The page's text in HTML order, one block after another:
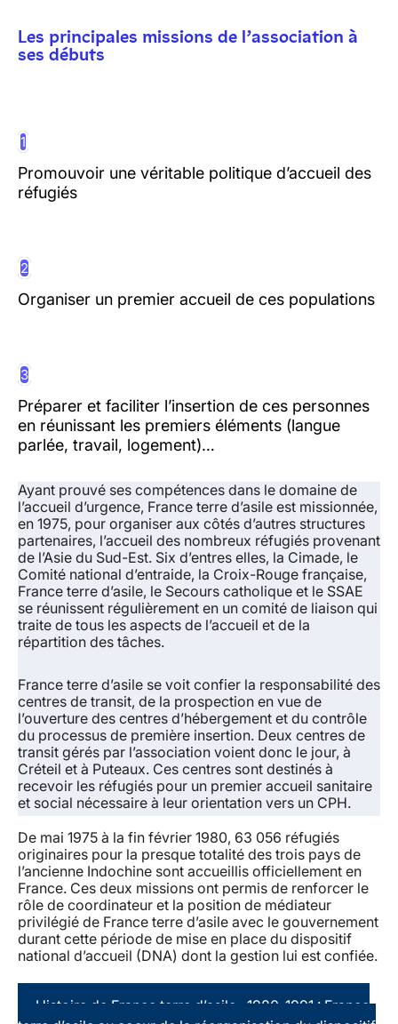
Les principales missions de l’association à
ses débuts
1
Promouvoir une véritable politique d’accueil des
réfugiés
2
Organiser un premier accueil de ces populations
3
Préparer et faciliter l’insertion de ces personnes
en réunissant les premiers éléments (langue
parlée, travail, logement)…
Ayant prouvé ses compétences dans le domaine de
l’accueil d’urgence, France terre d’asile est missionnée,
en 1975, pour organiser aux côtés d’autres structures
partenaires, l’accueil des nombreux réfugiés provenant
de l’Asie du Sud-Est. Six d’entres elles, la Cimade, le
Comité national d’entraide, la Croix-Rouge française,
France terre d’asile, le Secours catholique et le SSAE
se réunissent régulièrement en un comité de liaison qui
traite de tous les aspects de l’accueil et de la
répartition des tâches.
France terre d’asile se voit confier la responsabilité des
centres de transit, de la prospection en vue de
l’ouverture des centres d’hébergement et du contrôle
du processus de première insertion. Deux centres de
transit gérés par l’association voient donc le jour, à
Créteil et à Puteaux. Ces centres sont destinés à
recevoir les réfugiés pour un premier accueil sanitaire
et social nécessaire à leur orientation vers un CPH.
De mai 1975 à la fin février 1980, 63 056 réfugiés
originaires pour la presque totalité des trois pays de
l’ancienne Indochine sont accueillis officiellement en
France. Ces deux missions ont permis de renforcer le
rôle de coordinateur et la position de médiateur
privilégié de France terre d’asile avec le gouvernement
durant cette période de mise en place du dispositif
national d’accueil (DNA) dont la gestion lui est confiée.
Histoire de France terre d’asile : 1980-1991 : France